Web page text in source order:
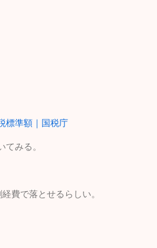
標準額｜国税庁
みる。
費で落とせるらしい。